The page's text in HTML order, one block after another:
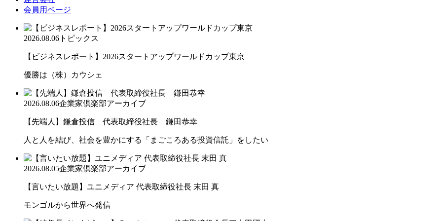
会員用ページ
2026.08.06 トピックス
【ビジネスレポート】2026スタートアップワールドカップ東京
優勝は（株）カウシェ
2026.08.06企業家倶楽部アーカイブ
【先端人】鎌倉投信 代表取締役社長 鎌田恭幸
人と人を結び、社会を豊かにする「まごころある投資信託」をしたい
2026.08.05企業家倶楽部アーカイブ
【言いたい放題】ユニメディア 代表取締役社長 末田 真
モンゴルから世界へ発信